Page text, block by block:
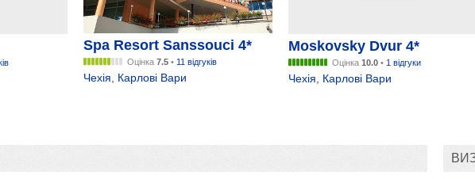
Spa Resort Sanssouci 4*
Оцінка7.5 • 11 відгуків
Чехія Карлові Вари
Moskovsky Dvur 4*
Оцінка 10.0• 1 відгуки
Чехія, Карлові Вари